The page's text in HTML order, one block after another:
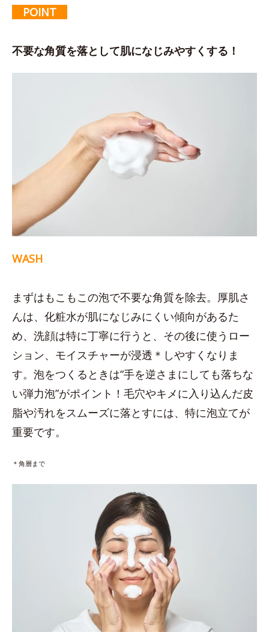
POINT
不要な角質を落として肌になじみやすくする！
WASH
まずはもこもこの泡で不要な角質を除去。厚肌さ
んは、化粧水が肌になじみにくい傾向があるた
め、洗顔は特に丁寧に行うと、その後に使うロー
ション、モイスチャーが浸透＊しやすくなりま
す。泡をつくるときは“手を逆さまにしても落ちな
い弾力泡”がポイント！毛穴やキメに入り込んだ皮
脂や汚れをスムーズに落とすには、特に泡立てが
重要です。
＊角層まで